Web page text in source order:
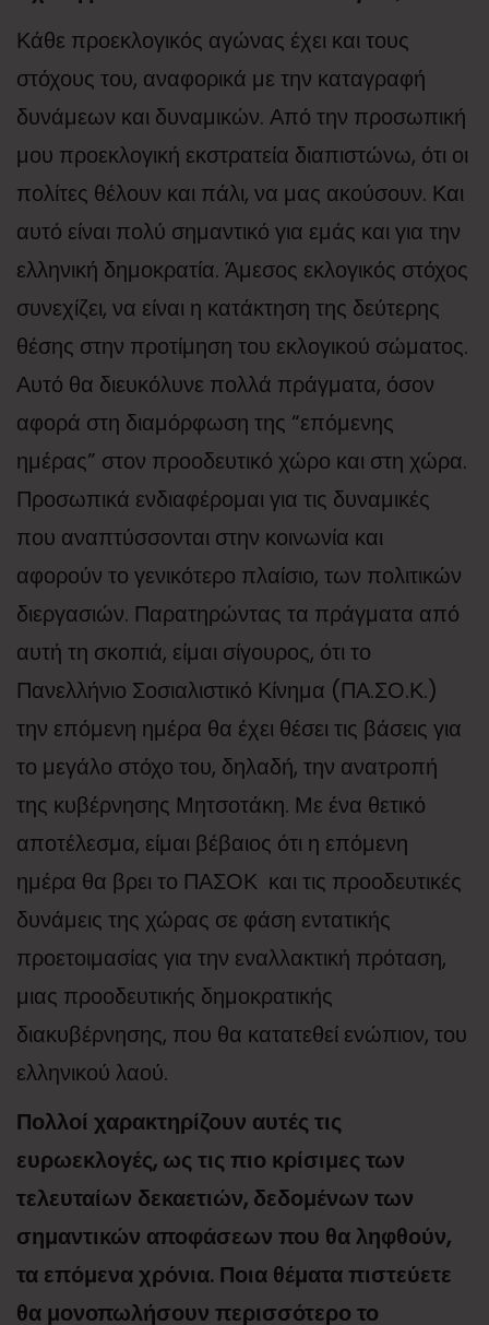
Κάθε προεκλογικός αγώνας έχει και τους
στόχους του, αναφορικά με την καταγραφή
δυνάμεων και δυναμικών. Από την προσωπική
μου προεκλογική εκστρατεία διαπιστώνω, ότι οι
πολίτες θέλουν και πάλι, να μας ακούσουν. Και
αυτό είναι πολύ σημαντικό για εμάς και για την
ελληνική δημοκρατία. Άμεσος εκλογικός στόχος
συνεχίζει, να είναι η κατάκτηση της δεύτερης
θέσης στην προτίμηση του εκλογικού σώματος.
Αυτό θα διευκόλυνε πολλά πράγματα, όσον
αφορά στη διαμόρφωση της “επόμενης
ημέρας” στον προοδευτικό χώρο και στη χώρα.
Προσωπικά ενδιαφέρομαι για τις δυναμικές
που αναπτύσσονται στην κοινωνία και
αφορούν το γενικότερο πλαίσιο, των πολιτικών
διεργασιών. Παρατηρώντας τα πράγματα από
αυτή τη σκοπιά, είμαι σίγουρος, ότι το
Πανελλήνιο Σοσιαλιστικό Κίνημα (ΠΑ.ΣΟ.Κ.)
την επόμενη ημέρα θα έχει θέσει τις βάσεις για
το μεγάλο στόχο του, δηλαδή, την ανατροπή
της κυβέρνησης Μητσοτάκη. Με ένα θετικό
αποτέλεσμα, είμαι βέβαιος ότι η επόμενη
ημέρα θα βρει το ΠΑΣΟΚ και τις προοδευτικές
δυνάμεις της χώρας σε φάση εντατικής
προετοιμασίας για την εναλλακτική πρόταση,
μιας προοδευτικής δημοκρατικής
διακυβέρνησης, που θα κατατεθεί ενώπιον, του
ελληνικού λαού.
Πολλοί χαρακτηρίζουν αυτές τις
ευρωεκλογές, ως τις πιο κρίσιμες των
τελευταίων δεκαετιών, δεδομένων των
σημαντικών αποφάσεων που θα ληφθούν,
τα επόμενα χρόνια. Ποια θέματα πιστεύετε
θα μονοπωλήσουν περισσότερο το